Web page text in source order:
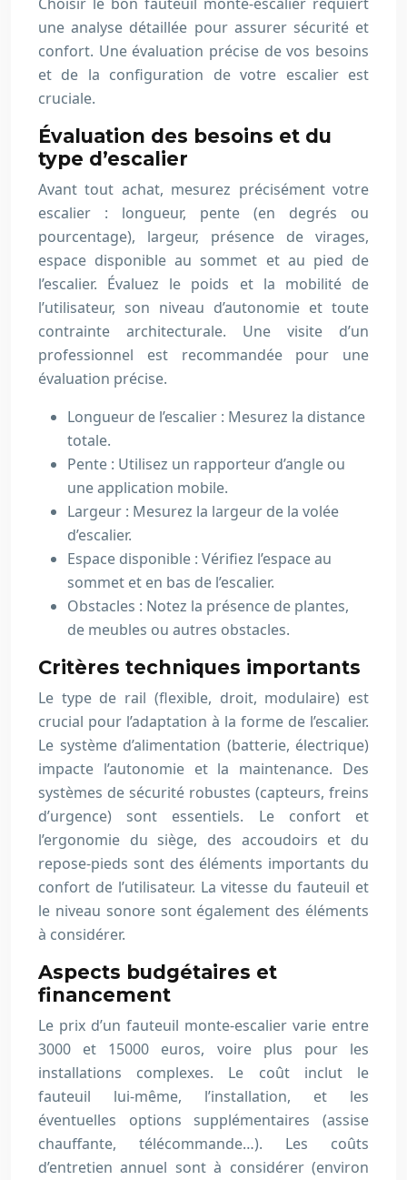
une analyse détaillée pour assurer sécurité et
confort. Une évaluation précise de vos besoins
et de la configuration de votre escalier est
cruciale.
Évaluation des besoins et du
type d’escalier
Avant tout achat, mesurez précisément votre
escalier : longueur, pente (en degrés ou
pourcentage), largeur, présence de virages,
espace disponible au sommet et au pied de
l’escalier. Évaluez le poids et la mobilité de
l’utilisateur, son niveau d’autonomie et toute
contrainte architecturale. Une visite d’un
professionnel est recommandée pour une
évaluation précise.
Longueur de l’escalier : Mesurez la distance
totale.
Pente : Utilisez un rapporteur d’angle ou
une application mobile.
Largeur : Mesurez la largeur de la volée
d’escalier.
Espace disponible : Vérifiez l’espace au
sommet et en bas de l’escalier.
Obstacles : Notez la présence de plantes,
de meubles ou autres obstacles.
Critères techniques importants
Le type de rail (flexible, droit, modulaire) est
crucial pour l’adaptation à la forme de l’escalier.
Le système d’alimentation (batterie, électrique)
impacte l’autonomie et la maintenance. Des
systèmes de sécurité robustes (capteurs, freins
d’urgence) sont essentiels. Le confort et
l’ergonomie du siège, des accoudoirs et du
repose-pieds sont des éléments importants du
confort de l’utilisateur. La vitesse du fauteuil et
le niveau sonore sont également des éléments
à considérer.
Aspects budgétaires et
financement
Le prix d’un fauteuil monte-escalier varie entre
3000 et 15000 euros, voire plus pour les
installations complexes. Le coût inclut le
fauteuil lui-même, l’installation, et les
éventuelles options supplémentaires (assise
chauffante, télécommande…). Les coûts
d’entretien annuel sont à considérer (environ